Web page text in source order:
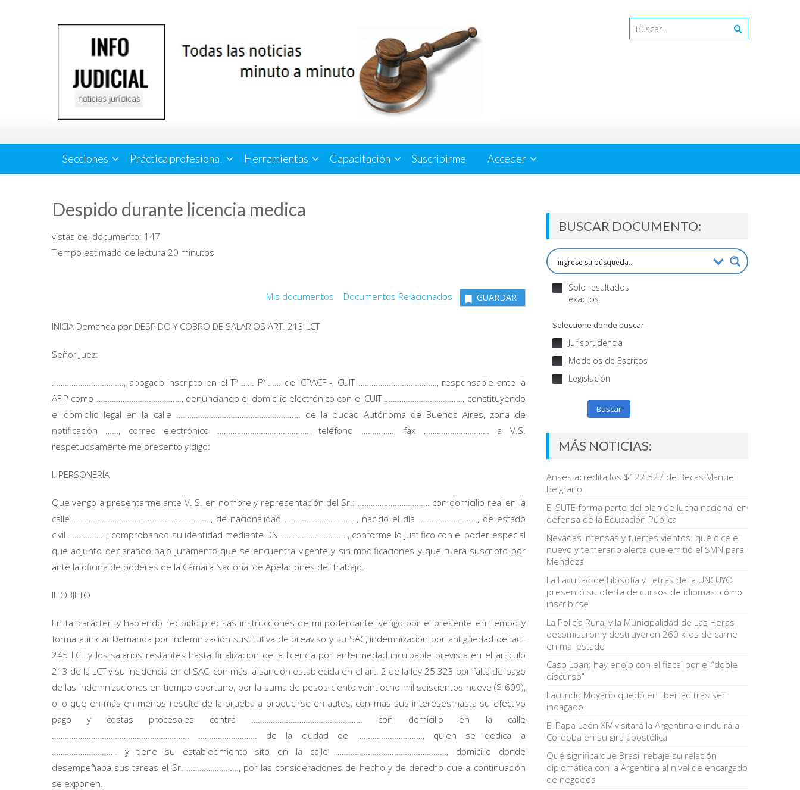
Secciones Práctica profesional Herramientas Capacitación Suscribirme Acceder
Despido durante licencia medica
vistas del documento: 147
Tiempo estimado de lectura 20 minutos
Mis documentos Documentos Relacionados GUARDAR
INICIA Demanda por DESPIDO Y COBRO DE SALARIOS ART. 213 LCT
Señor Juez:
……………………………, abogado inscripto en el Tº …… Fº …… del CPACF -, CUIT ………………………………, responsable ante la
AFIP como …………………………………, denunciando el domicilio electrónico con el CUIT ………………………………, constituyendo
el domicilio legal en la calle ………………………………………………… de la ciudad Autónoma de Buenos Aires, zona de
notificación ……, correo electrónico ……………………………………, teléfono ……………, fax ………………………… a V.S.
respetuosamente me presento y digo:
I. PERSONERÍA
Que vengo a presentarme ante V. S. en nombre y representación del Sr.: …………………………… con domicilio real en la
calle ………………………………………………………, de nacionalidad ……………………………, nacido el día ………………………, de estado
civil ………………, comprobando su identidad mediante DNI …………………………, conforme lo justifico con el poder especial
que adjunto declarando bajo juramento que se encuentra vigente y sin modificaciones y que fuera suscripto por
ante la oficina de poderes de la Cámara Nacional de Apelaciones del Trabajo.
II. OBJETO
En tal carácter, y habiendo recibido precisas instrucciones de mi poderdante, vengo por el presente en tiempo y
forma a iniciar Demanda por indemnización sustitutiva de preaviso y su SAC, indemnización por antigüedad del art.
245 LCT y los salarios restantes hasta finalización de la licencia por enfermedad inculpable prevista en el artículo
213 de la LCT y su incidencia en el SAC, con más la sanción establecida en el art. 2 de la ley 25.323 por falta de pago
de las indemnizaciones en tiempo oportuno, por la suma de pesos ciento veintiocho mil seiscientos nueve ($ 609),
o lo que en más en menos resulte de la prueba a producirse en autos, con más sus intereses hasta su efectivo
pago y costas procesales contra …………………………………………… con domicilio en la calle
……………………………………………………… ……………………… de la ciudad de …………………………, quien se dedica a
………………………… y tiene su establecimiento sito en la calle ……………………………………………, domicilio donde
desempeñaba sus tareas el Sr. ……………………, por las consideraciones de hecho y de derecho que a continuación
se exponen.
BUSCAR DOCUMENTO:
Solo resultados
exactos
Seleccione donde buscar
Jurisprudencia
Modelos de Escritos
Legislación
Buscar
MÁS NOTICIAS:
Anses acredita los $122.527 de Becas Manuel
Belgrano
El SUTE forma parte del plan de lucha nacional en
defensa de la Educación Pública
Nevadas intensas y fuertes vientos: qué dice el
nuevo y temerario alerta que emitió el SMN para
Mendoza
La Facultad de Filosofía y Letras de la UNCUYO
presentó su oferta de cursos de idiomas: cómo
inscribirse
La Policía Rural y la Municipalidad de Las Heras
decomisaron y destruyeron 260 kilos de carne
en mal estado
Caso Loan: hay enojo con el fiscal por el “doble
discurso”
Facundo Moyano quedó en libertad tras ser
indagado
El Papa León XIV visitará la Argentina e incluirá a
Córdoba en su gira apostólica
Qué significa que Brasil rebaje su relación
diplomática con la Argentina al nivel de encargado
de negocios